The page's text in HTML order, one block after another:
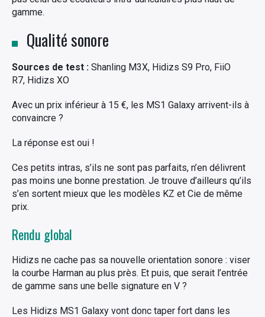
gamme.
Qualité sonore
Sources de test : Shanling M3X, Hidizs S9 Pro, FiiO
R7, Hidizs XO
Avec un prix inférieur à 15 €, les MS1 Galaxy arrivent-ils à
convaincre ?
La réponse est oui !
Ces petits intras, s’ils ne sont pas parfaits, n’en délivrent
pas moins une bonne prestation. Je trouve d’ailleurs qu’ils
s’en sortent mieux que les modèles KZ et Cie de même
prix.
Rendu global
Hidizs ne cache pas sa nouvelle orientation sonore : viser
la courbe Harman au plus près. Et puis, que serait l’entrée
de gamme sans une belle signature en V ?
Les Hidizs MS1 Galaxy vont donc taper fort dans les